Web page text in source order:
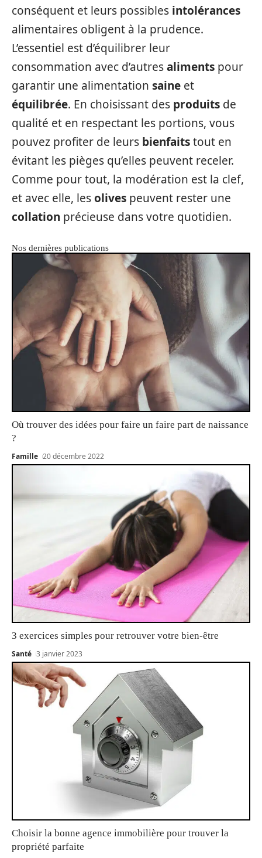
conséquent et leurs possibles intolérances
alimentaires obligent à la prudence.
L’essentiel est d’équilibrer leur
consommation avec d’autresaliments pour
garantir une alimentation saine et
équilibrée. En choisissant des produits de
qualité et en respectant les portions, vous
pouvez profiter de leurs bienfaitstout en
évitant les pièges qu’elles peuvent receler.
Comme pour tout, la modération est la clef,
et avec elle, lesolives peuvent rester une
collation précieuse dans votre quotidien.
Nos dernières publications
Où trouver des idées pour faire un faire part de naissance
?
Famille 20 décembre 2022
3 exercices simples pour retrouver votre bien-être
Santé 3 janvier 2023
Choisir la bonne agence immobilière pour trouver la
propriété parfaite